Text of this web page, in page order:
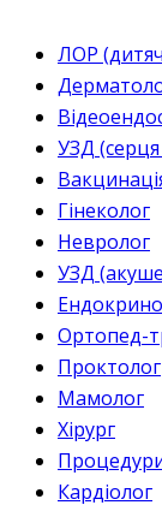
ЛОР
УЗД
Гінеколог
Невролог
УЗД
Ортопед-
Проктолог
Мамолог
Хірург
Кардіолог